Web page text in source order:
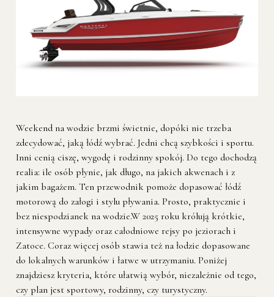
Weekend na wodzie brzmi świetnie, dopóki nie trzeba
zdecydować, jaką łódź wybrać. Jedni chcą szybkości i sportu.
Inni cenią ciszę, wygodę i rodzinny spokój. Do tego dochodzą
realia: ile osób płynie, jak długo, na jakich akwenach i z
jakim bagażem. Ten przewodnik pomoże dopasować łódź
motorową do załogi i stylu pływania. Prosto, praktycznie i
bez niespodzianek na wodzie.W 2025 roku królują krótkie,
intensywne wypady oraz całodniowe rejsy po jeziorach i
Zatoce. Coraz więcej osób stawia też na łodzie dopasowane
do lokalnych warunków i łatwe w utrzymaniu. Poniżej
znajdziesz kryteria, które ułatwią wybór, niezależnie od tego,
czy plan jest sportowy, rodzinny, czy turystyczny.